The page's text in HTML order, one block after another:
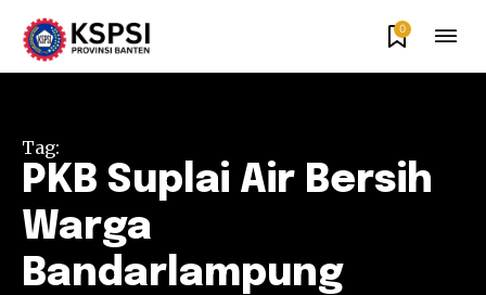
0
Tag:
PKB Suplai Air Bersih
Warga
Bandarlampung